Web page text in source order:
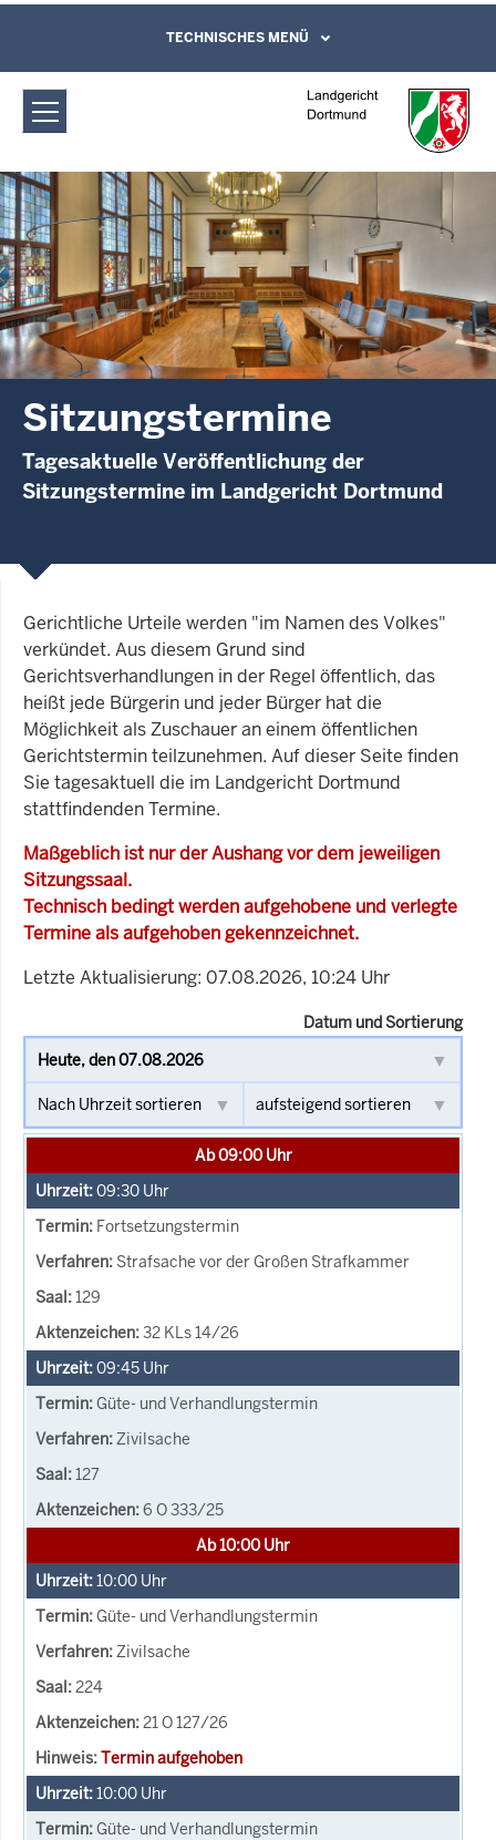
Landgericht Dortmund:
Sitzungstermine
Direkt zum Inhalt
Leichte Sprache, Gebärdensprachenvideo
und Kontaktformular
TECHNISCHES MENÜ
Sitzungstermine
Tagesaktuelle Veröffentlichung der
Sitzungstermine im Landgericht Dortmund
Gerichtliche Urteile werden "im Namen des Volkes"
verkündet. Aus diesem Grund sind
Gerichtsverhandlungen in der Regel öffentlich, das
heißt jede Bürgerin und jeder Bürger hat die
Möglichkeit als Zuschauer an einem öffentlichen
Gerichtstermin teilzunehmen. Auf dieser Seite finden
Sie tagesaktuell die im Landgericht Dortmund
stattfindenden Termine.
Maßgeblich ist nur der Aushang vor dem jeweiligen
Sitzungssaal.
Technisch bedingt werden aufgehobene und verlegte
Termine als aufgehoben gekennzeichnet.
Letzte Aktualisierung: 07.08.2026, 10:24 Uhr
Datum und Sortierung
Ab 09:00 Uhr
09:30 Uhr
Fortsetzungstermin
Strafsache vor der Großen Strafkammer
129
32 KLs 14/26
09:45 Uhr
Güte- und Verhandlungstermin
Zivilsache
127
6 O 333/25
Ab 10:00 Uhr
10:00 Uhr
Güte- und Verhandlungstermin
Zivilsache
224
21 O 127/26
Termin aufgehoben
10:00 Uhr
Güte- und Verhandlungstermin